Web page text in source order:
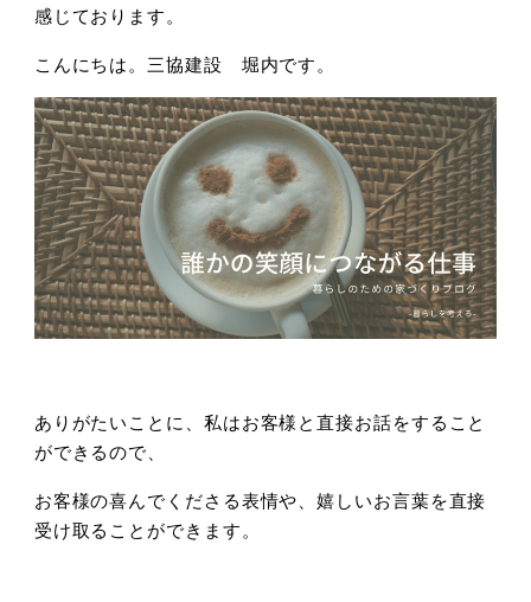
感じております。
こんにちは。三協建設 堀内です。
ありがたいことに、私はお客様と直接お話をすること
ができるので、
お客様の喜んでくださる表情や、嬉しいお言葉を直接
受け取ることができます。